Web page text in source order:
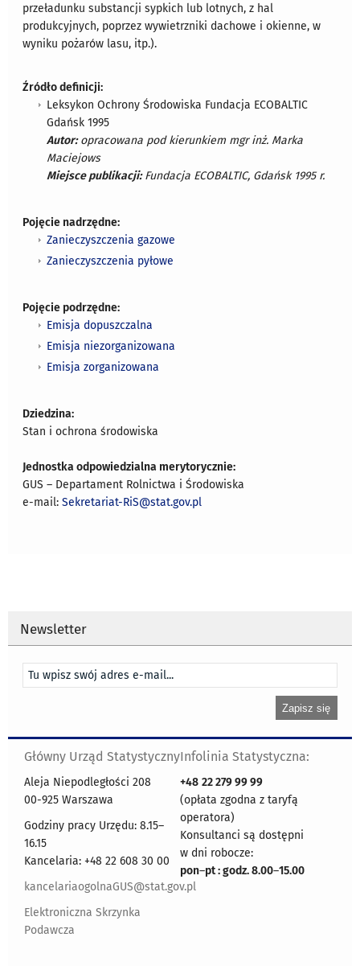
przeładunku substancji sypkich lub lotnych, z hal
produkcyjnych, poprzez wywietrzniki dachowe i okienne, w
wyniku pożarów lasu, itp.).
Źródło definicji:
Leksykon Ochrony Środowiska Fundacja ECOBALTIC
Gdańsk 1995
Autor:opracowana pod kierunkiem mgr inż. Marka
Maciejows
Miejsce publikacji:Fundacja ECOBALTIC, Gdańsk 1995 r.
Pojęcie nadrzędne:
Zanieczyszczenia gazowe
Zanieczyszczenia pyłowe
Pojęcie podrzędne:
Emisja dopuszczalna
Emisja niezorganizowana
Emisja zorganizowana
Dziedzina:
Stan i ochrona środowiska
Jednostka odpowiedzialna merytorycznie:
GUS – Departament Rolnictwa i Środowiska
e-mail:Sekretariat-RiS@stat.gov.pl
Newsletter
Główny Urząd Statystyczny
Aleja Niepodległości 208
00-925 Warszawa
Godziny pracy Urzędu: 8.15–
16.15
Kancelaria: +48 22 608 30 00
kancelariaogolnaGUS@stat.gov.pl
Elektroniczna Skrzynka
Podawcza
Infolinia Statystyczna:
+48 22 279 99 99
(opłata zgodna z taryfą
operatora)
Konsultanci są dostępni
w dni robocze:
pon–pt : godz. 8.00–15.00